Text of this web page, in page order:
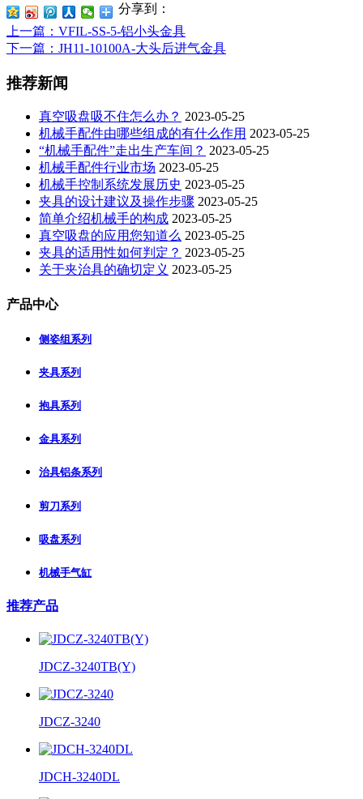
分享到：
上一篇 ：VFIL-SS-5-铝小头金具
下一篇 ：JH11-10100A-大头后进气金具
推荐新闻
真空吸盘吸不住怎么办？ 2023-05-25
机械手配件由哪些组成的有什么作用 2023-05-25
“机械手配件”走出生产车间？ 2023-05-25
机械手配件行业市场 2023-05-25
机械手控制系统发展历史 2023-05-25
夹具的设计建议及操作步骤 2023-05-25
简单介绍机械手的构成 2023-05-25
真空吸盘的应用您知道么 2023-05-25
夹具的适用性如何判定？ 2023-05-25
关于夹治具的确切定义 2023-05-25
产品中心
侧姿组系列
夹具系列
抱具系列
金具系列
治具铝条系列
剪刀系列
吸盘系列
机械手气缸
推荐产品
JDCZ-3240TB(Y)
JDCZ-3240
JDCH-3240DL